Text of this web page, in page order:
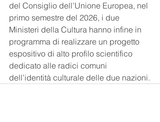
del Consiglio dell’Unione Europea, nel
primo semestre del 2026, i due
Ministeri della Cultura hanno infine in
programma di realizzare un progetto
espositivo di alto profilo scientifico
dedicato alle radici comuni
dell’identità culturale delle due nazioni.